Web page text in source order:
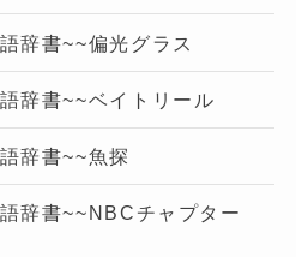
辞書~~偏光グラス
辞書~~ベイトリール
辞書~~魚探
辞書~~NBCチャプター